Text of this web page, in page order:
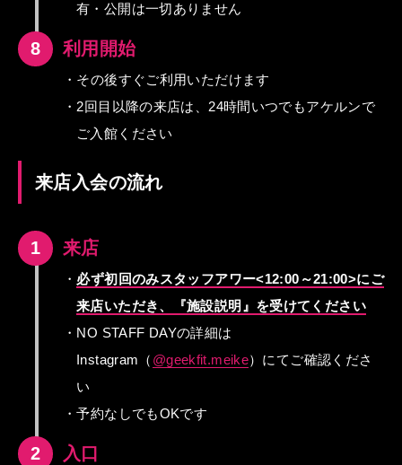
有・公開は一切ありません
8 利用開始
・その後すぐご利用いただけます
・2回目以降の来店は、24時間いつでもアケルンで
ご入館ください
来店入会の流れ
1 来店
・ 必ず初回のみスタッフアワー<12:00～21:00>にご
来店いただき、『施設説明』を受けてください
・NO STAFF DAYの詳細は
Instagram（ @geekfit.meike）にて ご確認くださ
い
・予約なしでもOKです
2 入口